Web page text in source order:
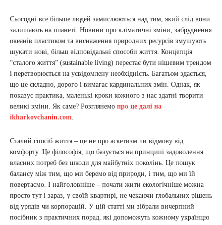
Сьогодні все більше людей замислюються над тим, який слід вони
залишають на планеті. Новини про кліматичні зміни, забруднення
океанів пластиком та виснаження природних ресурсів змушують
шукати нові, більш відповідальні способи життя. Концепція
“сталого життя” (sustainable living) перестає бути нішевим трендом
і перетворюється на усвідомлену необхідність. Багатьом здається,
що це складно, дорого і вимагає кардинальних змін. Однак, як
показує практика, маленькі кроки кожного з нас здатні творити
великі зміни. Як саме? Розглянемо про це далі на
ikharkovchanin.com
Сталий спосіб життя – це не про аскетизм чи відмову від
комфорту. Це філософія, що базується на принципі задоволення
власних потреб без шкоди для майбутніх поколінь. Це пошук
балансу між тим, що ми беремо від природи, і тим, що ми їй
повертаємо. І найголовніше – почати жити екологічніше можна
просто тут і зараз, у своїй квартирі, не чекаючи глобальних рішень
від урядів чи корпорацій. У цій статті ми зібрали вичерпний
посібник з практичних порад, які допоможуть кожному українцю